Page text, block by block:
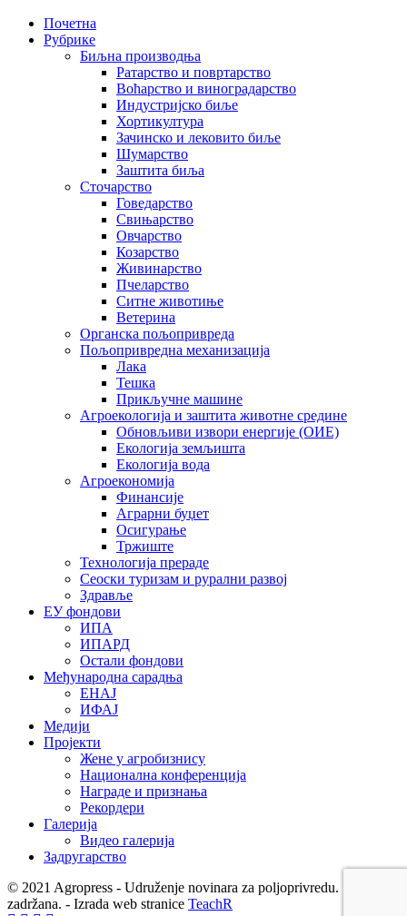
Почетна
Рубрике
Биљна производња
Ратарство и повртарство
Воћарство и виноградарство
Индустријско биље
Хортикултура
Зачинско и лековито биље
Шумарство
Заштита биља
Сточарство
Говедарство
Свињарство
Овчарство
Козарство
Живинарство
Пчеларство
Ситне животиње
Ветерина
Органска пољопривреда
Пољопривредна механизација
Лака
Тешка
Прикључне машине
Агроекологија и заштита животне средине
Обновљиви извори енергије (ОИЕ)
Екологија земљишта
Екологија вода
Агроекономија
Финансије
Аграрни буџет
Осигурање
Тржиште
Технологија прераде
Сеоски туризам и рурални развој
Здравље
ЕУ фондови
ИПА
ИПАРД
Остали фондови
Међународна сарадња
ЕНАЈ
ИФАЈ
Медији
Пројекти
Жене у агробизнису
Национална конференција
Награде и признања
Рекордери
Галерија
Видео галерија
Задругарство
© 2021 Agropress - Udruženje novinara za poljoprivredu. Sva prava
zadržana. - Izrada web stranice TeachR